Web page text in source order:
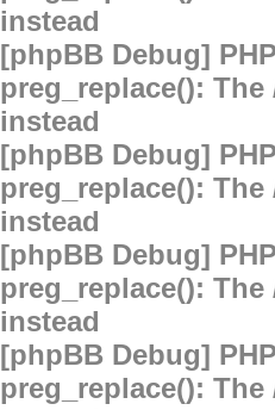
instead
[phpBB Debug]
preg_replace():
instead
[phpBB Debug]
preg_replace():
instead
[phpBB Debug]
preg_replace():
instead
[phpBB Debug]
preg_replace():